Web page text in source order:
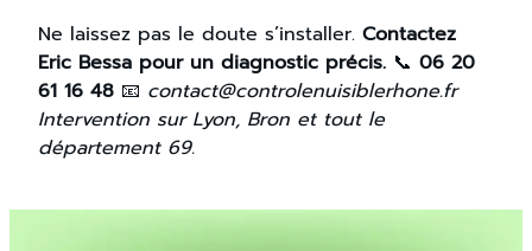
Ne laissez pas le doute s’installer. Contactez
Eric Bessa pour un diagnostic précis. 📞 06 20
61 16 48 📧 contact@controlenuisiblerhone.fr
Intervention sur Lyon, Bron et tout le
département 69.